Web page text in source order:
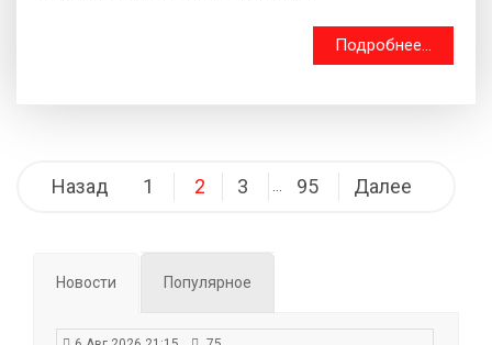
Подробнее...
Навигация
записям
Назад 1 2 3 … 95 Далее
Новости Популярное